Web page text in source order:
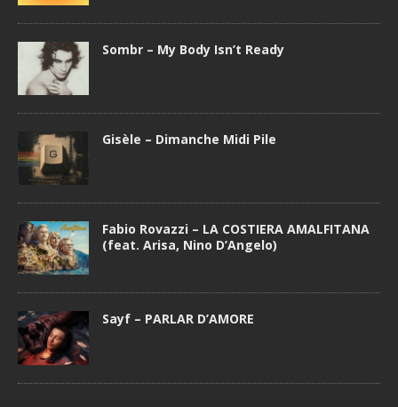
Sombr – My Body Isn’t Ready
Gisèle – Dimanche Midi Pile
Fabio Rovazzi – LA COSTIERA AMALFITANA
(feat. Arisa, Nino D’Angelo)
Sayf – PARLAR D’AMORE